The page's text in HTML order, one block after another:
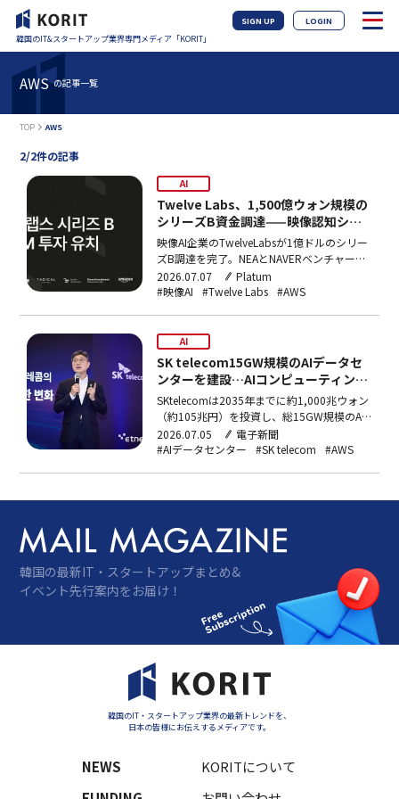
韓国のIT&スタートアップ業界専門メディア「KORIT」
SIGN UP LOGIN
AWS の記事一覧
TOP AWS
2/2件の記事
AI
Twelve Labs、1,500億ウォン規模の
シリーズB資金調達——映像認知シス
テム構築とグローバル拠点拡張へ
映像AI企業のTwelveLabsが1億ドルのシリー
ズB調達を完了。NEAとNAVERベンチャーズ
が共同リード、Amazonも参加。調達資金は
映像の認識・記憶・推論を統合した「映像認
に選定し、AI映像制作ツール「Rodeo」のベ
ータ提供も開始した。
2026.07.07
Platum
#映像AI
#Twelve Labs #AWS
AI
SK telecom15GW規模のAIデータセ
ンターを建設…AIコンピューティング
輸出国へ
SKtelecomは2035年までに約1,000兆ウォン
（約105兆円）を投資し、総15GW規模のAI
データセンターを韓国全国に段階的に構築す
る計画を発表。AWSと建設中の蔚山AIDCを
2026.07.05
電子新聞
#AIデータセンター
#SK telecom #AWS
韓国の最新IT・スタートアップまとめ&
イベント先行案内をお届け！
韓国のIT・スタートアップ業界の最新トレンドを、
日本の皆様にお伝えするメディアです。
NEWS
KORITについて